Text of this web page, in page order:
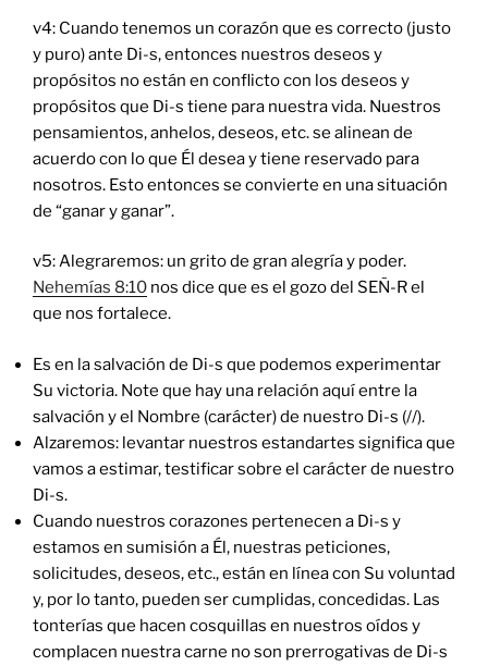
v4: Cuando tenemos un corazón que es correcto (justo
y puro) ante Di-s, entonces nuestros deseos y
propósitos no están en conflicto con los deseos y
propósitos que Di-s tiene para nuestra vida. Nuestros
pensamientos, anhelos, deseos, etc. se alinean de
acuerdo con lo que Él desea y tiene reservado para
nosotros. Esto entonces se convierte en una situación
de “ganar y ganar”.
v5: Alegraremos: un grito de gran alegría y poder.
Nehemías 8:10 nos dice que es el gozo del SEÑ-R el
que nos fortalece.
Es en la salvación de Di-s que podemos experimentar
Su victoria. Note que hay una relación aquí entre la
salvación y el Nombre (carácter) de nuestro Di-s (//).
Alzaremos: levantar nuestros estandartes significa que
vamos a estimar, testificar sobre el carácter de nuestro
Di-s.
Cuando nuestros corazones pertenecen a Di-s y
estamos en sumisión a Él, nuestras peticiones,
solicitudes, deseos, etc., están en línea con Su voluntad
y, por lo tanto, pueden ser cumplidas, concedidas. Las
tonterías que hacen cosquillas en nuestros oídos y
complacen nuestra carne no son prerrogativas de Di-s